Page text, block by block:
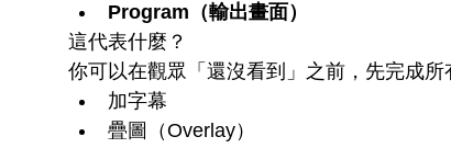
Program（輸出畫面）
這代表什麼？
你可以在觀眾「還沒看到」之前，先完成所
加字幕
疊圖（Overlay）